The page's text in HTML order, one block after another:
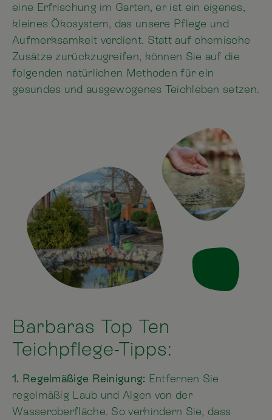
eine Erfrischung im Garten, er ist ein eigenes,
kleines Ökosystem, das unsere Pflege und
Aufmerksamkeit verdient. Statt auf chemische
Zusätze zurückzugreifen, können Sie auf die
folgenden natürlichen Methoden für ein
gesundes und ausgewogenes Teichleben setzen.
Barbaras Top Ten
Teichpflege-Tipps:
1. Regelmäßige Reinigung: Entfernen Sie
regelmäßig Laub und Algen von der
Wasseroberfläche. So verhindern Sie, dass